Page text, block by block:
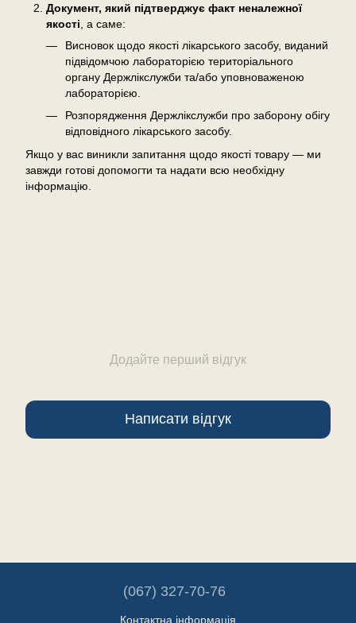
Документ, який підтверджує факт неналежної
якості , а саме:
Висновок щодо якості лікарського засобу, виданий
підвідомчою лабораторією територіального
органу Держлікслужби та/або уповноваженою
лабораторією.
Розпорядження Держлікслужби про заборону обігу
відповідного лікарського засобу.
Якщо у вас виникли запитання щодо якості товару — ми
завжди готові допомогти та надати всю необхідну
інформацію.
Додайте перший відгук
Написати відгук
(067) 327-70-76
Контактна інформація